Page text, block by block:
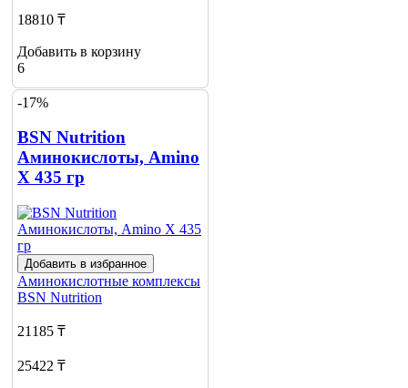
18810 ₸
Добавить в корзину
6
-17%
BSN Nutrition
Аминокислоты, Amino
X 435 гр
Добавить в избранное
Аминокислотные комплексы
BSN Nutrition
21185 ₸
25422 ₸